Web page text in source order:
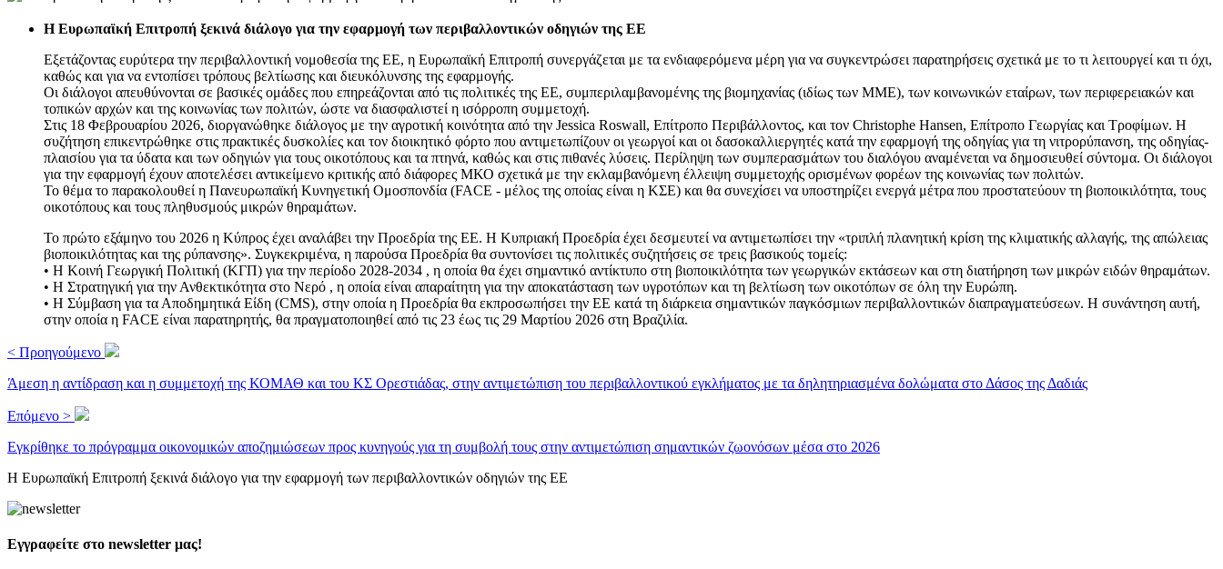
Η Ευρωπαϊκή Επιτροπή ξεκινά διάλογο για την εφαρμογή των περιβαλλοντικών οδηγιών της ΕΕ
Εξετάζοντας ευρύτερα την περιβαλλοντική νομοθεσία της ΕΕ, η Ευρωπαϊκή Επιτροπή συνεργάζεται με τα ενδιαφερόμενα μέρη για να συγκεντρώσει παρατηρήσεις σχετικά με το τι λειτουργεί και τι όχι,
καθώς και για να εντοπίσει τρόπους βελτίωσης και διευκόλυνσης της εφαρμογής.
Οι διάλογοι απευθύνονται σε βασικές ομάδες που επηρεάζονται από τις πολιτικές της ΕΕ, συμπεριλαμβανομένης της βιομηχανίας (ιδίως των ΜΜΕ), των κοινωνικών εταίρων, των περιφερειακών και
τοπικών αρχών και της κοινωνίας των πολιτών, ώστε να διασφαλιστεί η ισόρροπη συμμετοχή.
Στις 18 Φεβρουαρίου 2026, διοργανώθηκε διάλογος με την αγροτική κοινότητα από την Jessica Roswall, Επίτροπο Περιβάλλοντος, και τον Christophe Hansen, Επίτροπο Γεωργίας και Τροφίμων. Η
συζήτηση επικεντρώθηκε στις πρακτικές δυσκολίες και τον διοικητικό φόρτο που αντιμετωπίζουν οι γεωργοί και οι δασοκαλλιεργητές κατά την εφαρμογή της οδηγίας για τη νιτρορύπανση, της οδηγίας-
πλαισίου για τα ύδατα και των οδηγιών για τους οικοτόπους και τα πτηνά, καθώς και στις πιθανές λύσεις. Περίληψη των συμπερασμάτων του διαλόγου αναμένεται να δημοσιευθεί σύντομα. Οι διάλογοι
για την εφαρμογή έχουν αποτελέσει αντικείμενο κριτικής από διάφορες ΜΚΟ σχετικά με την εκλαμβανόμενη έλλειψη συμμετοχής ορισμένων φορέων της κοινωνίας των πολιτών.
Το θέμα το παρακολουθεί η Πανευρωπαϊκή Κυνηγετική Ομοσπονδία (FACE - μέλος της οποίας είναι η ΚΣΕ) και θα συνεχίσει να υποστηρίζει ενεργά μέτρα που προστατεύουν τη βιοποικιλότητα, τους
οικοτόπους και τους πληθυσμούς μικρών θηραμάτων.
Το πρώτο εξάμηνο του 2026 η Κύπρος έχει αναλάβει την Προεδρία της ΕΕ. Η Κυπριακή Προεδρία έχει δεσμευτεί να αντιμετωπίσει την «τριπλή πλανητική κρίση της κλιματικής αλλαγής, της απώλειας
βιοποικιλότητας και της ρύπανσης». Συγκεκριμένα, η παρούσα Προεδρία θα συντονίσει τις πολιτικές συζητήσεις σε τρεις βασικούς τομείς:
• Η Κοινή Γεωργική Πολιτική (ΚΓΠ) για την περίοδο 2028-2034 , η οποία θα έχει σημαντικό αντίκτυπο στη βιοποικιλότητα των γεωργικών εκτάσεων και στη διατήρηση των μικρών ειδών θηραμάτων.
• Η Στρατηγική για την Ανθεκτικότητα στο Νερό , η οποία είναι απαραίτητη για την αποκατάσταση των υγροτόπων και τη βελτίωση των οικοτόπων σε όλη την Ευρώπη.
• Η Σύμβαση για τα Αποδημητικά Είδη (CMS), στην οποία η Προεδρία θα εκπροσωπήσει την ΕΕ κατά τη διάρκεια σημαντικών παγκόσμιων περιβαλλοντικών διαπραγματεύσεων. Η συνάντηση αυτή,
στην οποία η FACE είναι παρατηρητής, θα πραγματοποιηθεί από τις 23 έως τις 29 Μαρτίου 2026 στη Βραζιλία.
< Προηγούμενο
Άμεση η αντίδραση και η συμμετοχή της ΚΟΜΑΘ και του ΚΣ Ορεστιάδας, στην αντιμετώπιση του περιβαλλοντικού εγκλήματος με τα δηλητηριασμένα δολώματα στο Δάσος της Δαδιάς
Επόμενο >
Εγκρίθηκε το πρόγραμμα οικονομικών αποζημιώσεων προς κυνηγούς για τη συμβολή τους στην αντιμετώπιση σημαντικών ζωονόσων μέσα στο 2026
Η Ευρωπαϊκή Επιτροπή ξεκινά διάλογο για την εφαρμογή των περιβαλλοντικών οδηγιών της ΕΕ
Εγγραφείτε στο newsletter μας!